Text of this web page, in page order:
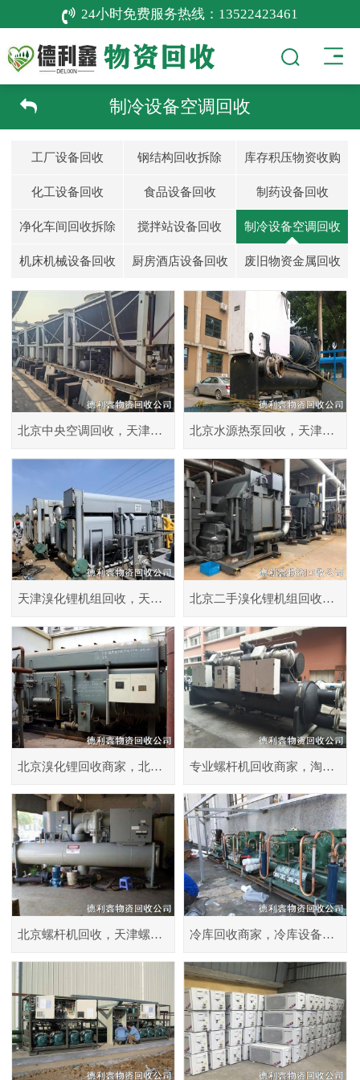
24小时免费服务热线： 13522423461
制冷设备空调回收
工厂设备回收 钢结构回收拆除 库存积压物资收购
化工设备回收 食品设备回收 制药设备回收
净化车间回收拆除 搅拌站设备回收 制冷设备空调回收
机床机械设备回收 厨房酒店设备回收 废旧物资金属回收
北京中央空调回收，天津空调机组回收，多联机组回收 北京水源热泵回收，天津溴化锂回收，螺杆机回收
天津溴化锂机组回收，天津直燃机回收，天津制冷设备回收 北京二手溴化锂机组回收，螺杆冷水机组回收，拆除溴化锂直燃机
北京溴化锂回收商家，北京直燃机回收，制冷设备回收公司 专业螺杆机回收商家，淘汰制冷设备回收，空调机组回收
北京螺杆机回收，天津螺杆机组回收商家 冷库回收商家，冷库设备回收价格，北京冷库回收